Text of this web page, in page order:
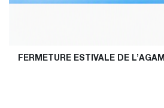
FERMETURE ESTIVALE DE L’AGAM